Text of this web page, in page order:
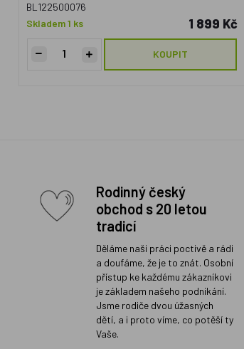
BL122500076
Skladem 1 ks
1 899 Kč
KOUPIT
Rodinný český
obchod s 20 letou
tradicí
Děláme naši práci poctivě a rádi
a doufáme, že je to znát. Osobní
přístup ke každému zákazníkovi
je základem našeho podnikání.
Jsme rodiče dvou úžasných
dětí, a i proto víme, co potěší ty
Vaše.